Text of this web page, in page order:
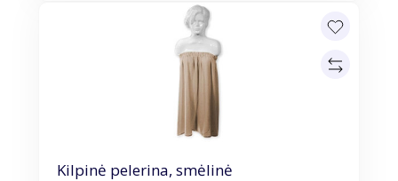
Kilpinė pelerina, smėlinė